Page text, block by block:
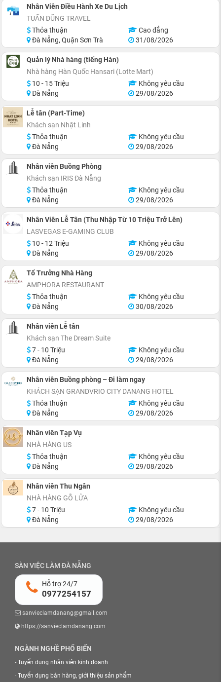
Nhân Viên Điều Hành Xe Du Lịch
TUẤN DŨNG TRAVEL
Thỏa thuận
Cao đẳng
Đà Nẵng, Quận Sơn Trà
31/08/2026
Quản lý Nhà hàng (tiếng Hàn)
Nhà hàng Hàn Quốc Hansari (Lotte Mart)
10 - 15 Triệu
Không yêu cầu
Đà Nẵng
29/08/2026
Lễ tân (Part-Time)
Khách sạn Nhật Linh
Thỏa thuận
Không yêu cầu
Đà Nẵng
29/08/2026
Nhân viên Buồng Phòng
Khách sạn IRIS Đà Nẵng
Thỏa thuận
Không yêu cầu
Đà Nẵng
29/08/2026
Nhân Viên Lễ Tân (Thu Nhập Từ 10 Triệu Trở Lên)
LASVEGAS E-GAMING CLUB
10 - 12 Triệu
Không yêu cầu
Đà Nẵng
29/08/2026
Tổ Trưởng Nhà Hàng
AMPHORA RESTAURANT
Thỏa thuận
Không yêu cầu
Đà Nẵng
30/08/2026
Nhân viên Lễ tân
Khách sạn The Dream Suite
7 - 10 Triệu
Không yêu cầu
Đà Nẵng
29/08/2026
Nhân viên Buồng phòng – Đi làm ngay
KHÁCH SẠN GRANDVRIO CITY DANANG HOTEL
Thỏa thuận
Không yêu cầu
Đà Nẵng
29/08/2026
Nhân viên Tạp Vụ
NHÀ HÀNG US
Thỏa thuận
Không yêu cầu
Đà Nẵng
29/08/2026
Nhân viên Thu Ngân
NHÀ HÀNG GỖ LỬA
7 - 10 Triệu
Không yêu cầu
Đà Nẵng
29/08/2026
SÀN VIỆC LÀM ĐÀ NẴNG
Hỗ trợ 24/7
0977254157
sanvieclamdanang@gmail.com
https://sanvieclamdanang.com
NGÀNH NGHỀ PHỔ BIẾN
- Tuyển dụng nhân viên kinh doanh
- Tuyển dụng bán hàng, giới thiệu sản phẩm